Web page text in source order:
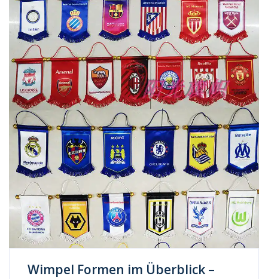
Wimpel Formen im Überblick –